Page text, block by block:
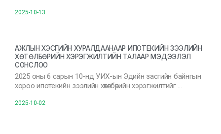
2025-10-13
АЖЛЫН ХЭСГИЙН ХУРАЛДААНААР ИПОТЕКИЙН ЗЭЭЛИЙН
ХӨТӨЛБӨРИЙН ХЭРЭГЖИЛТИЙН ТАЛААР МЭДЭЭЛЭЛ
СОНСЛОО
2025 оны 6 сарын 10-нд УИХ-ын Эдийн засгийн байнгын
хороо ипотекийн зээлийн хөтөлбөрийн хэрэгжилтийг …
2025-10-02